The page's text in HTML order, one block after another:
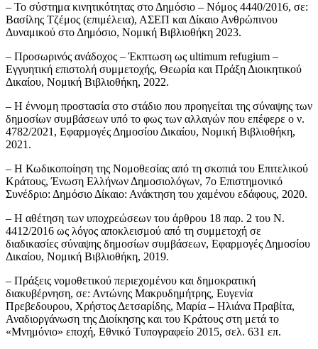
– Το σύστημα κινητικότητας στο Δημόσιο – Νόμος 4440/2016, σε:
Βασίλης Τζέμος (επιμέλεια), ΑΣΕΠ και Δίκαιο Ανθρώπινου
Δυναμικού στο Δημόσιο, Νομική Βιβλιοθήκη 2023.
– Προσωρινός ανάδοχος – Έκπτωση ως ultimum refugium –
Εγγυητική επιστολή συμμετοχής, Θεωρία και Πράξη Διοικητικού
Δικαίου, Νομική Βιβλιοθήκη, 2022.
– Η έννομη προστασία στο στάδιο που προηγείται της σύναψης των
δημοσίων συμβάσεων υπό το φως των αλλαγών που επέφερε ο ν.
4782/2021, Εφαρμογές Δημοσίου Δικαίου, Νομική Βιβλιοθήκη,
2021.
– Η Κωδικοποίηση της Νομοθεσίας από τη σκοπιά του Επιτελικού
Κράτους, Ένωση Ελλήνων Δημοσιολόγων, 7ο Επιστημονικό
Συνέδριο: Δημόσιο Δίκαιο: Ανάκτηση του χαμένου εδάφους, 2020.
– Η αθέτηση των υποχρεώσεων του άρθρου 18 παρ. 2 του Ν.
4412/2016 ως λόγος αποκλεισμού από τη συμμετοχή σε
διαδικασίες σύναψης δημοσίων συμβάσεων, Εφαρμογές Δημοσίου
Δικαίου, Νομική Βιβλιοθήκη, 2019.
– Πράξεις νομοθετικού περιεχομένου και δημοκρατική
διακυβέρνηση, σε: Αντώνης Μακρυδημήτρης, Ευγενία
Πρεβεδουρου, Χρήστος Δετσαρίδης, Μαρία – Ηλιάνα Πραβίτα,
Αναδιοργάνωση της Διοίκησης και του Κράτους στη μετά το
«Μνημόνιο» εποχή, Εθνικό Τυπογραφείο 2015, σελ. 631 επ.